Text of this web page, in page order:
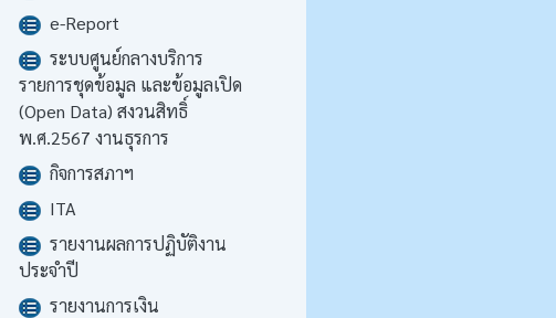
e-Report
ระบบศูนย์กลางบริการ
รายการชุดข้อมูล และข้อมูลเปิด
(Open Data) สงวนสิทธิ์
พ.ศ.2567 งานธุรการ
กิจการสภาฯ
ITA
รายงานผลการปฏิบัติงาน
ประจำปี
รายงานการเงิน